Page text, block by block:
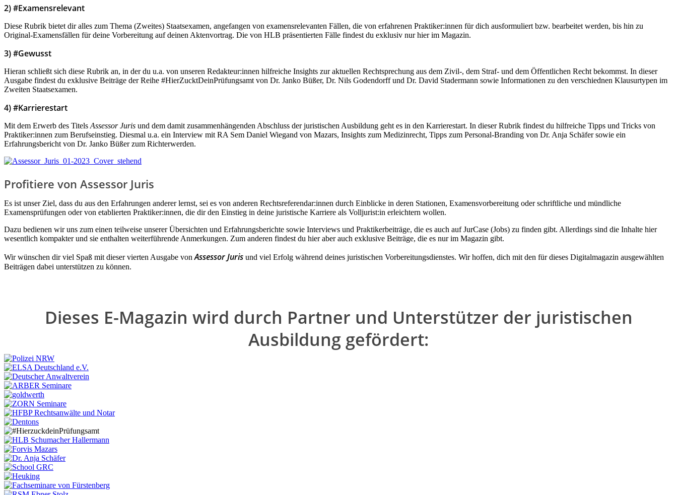
2) #Examensrelevant
Diese Rubrik bietet dir alles zum Thema (Zweites) Staatsexamen, angefangen von examensrelevanten Fällen, die von erfahrenen Praktiker:innen für dich ausformuliert bzw. bearbeitet werden, bis hin zu
Original-Examensfällen für deine Vorbereitung auf deinen Aktenvortrag. Die von HLB präsentierten Fälle findest du exklusiv nur hier im Magazin.
3) #Gewusst
Hieran schließt sich diese Rubrik an, in der du u.a. von unseren Redakteur:innen hilfreiche Insights zur aktuellen Rechtsprechung aus dem Zivil-, dem Straf- und dem Öffentlichen Recht bekommst. In dieser
Ausgabe findest du exklusive Beiträge der Reihe #HierZucktDeinPrüfungsamt von Dr. Janko Büßer, Dr. Nils Godendorff und Dr. David Stadermann sowie Informationen zu den verschiednen Klausurtypen im
Zweiten Staatsexamen.
4) #Karrierestart
Mit dem Erwerb des Titels Assessor Juris und dem damit zusammenhängenden Abschluss der juristischen Ausbildung geht es in den Karrierestart. In dieser Rubrik findest du hilfreiche Tipps und Tricks von
Praktiker:innen zum Berufseinstieg. Diesmal u.a. ein Interview mit RA Sem Daniel Wiegand von Mazars, Insights zum Medizinrecht, Tipps zum Personal-Branding von Dr. Anja Schäfer sowie ein
Erfahrungsbericht von Dr. Janko Büßer zum Richterwerden.
Profitiere von Assessor Juris
Es ist unser Ziel, dass du aus den Erfahrungen anderer lernst, sei es von anderen Rechtsreferendar:innen durch Einblicke in deren Stationen, Examensvorbereitung oder schriftliche und mündliche
Examensprüfungen oder von etablierten Praktiker:innen, die dir den Einstieg in deine juristische Karriere als Volljurist:in erleichtern wollen.
Dazu bedienen wir uns zum einen teilweise unserer Übersichten und Erfahrungsberichte sowie Interviews und Praktikerbeiträge, die es auch auf JurCase (Jobs) zu finden gibt. Allerdings sind die Inhalte hier
wesentlich kompakter und sie enthalten weiterführende Anmerkungen. Zum anderen findest du hier aber auch exklusive Beiträge, die es nur im Magazin gibt.
Wir wünschen dir viel Spaß mit dieser vierten Ausgabe vonAssessor Juris und viel Erfolg während deines juristischen Vorbereitungsdienstes. Wir hoffen, dich mit den für dieses Digitalmagazin ausgewählten
Beiträgen dabei unterstützen zu können.
Dieses E-Magazin wird durch Partner und Unterstützer der juristischen
Ausbildung gefördert: